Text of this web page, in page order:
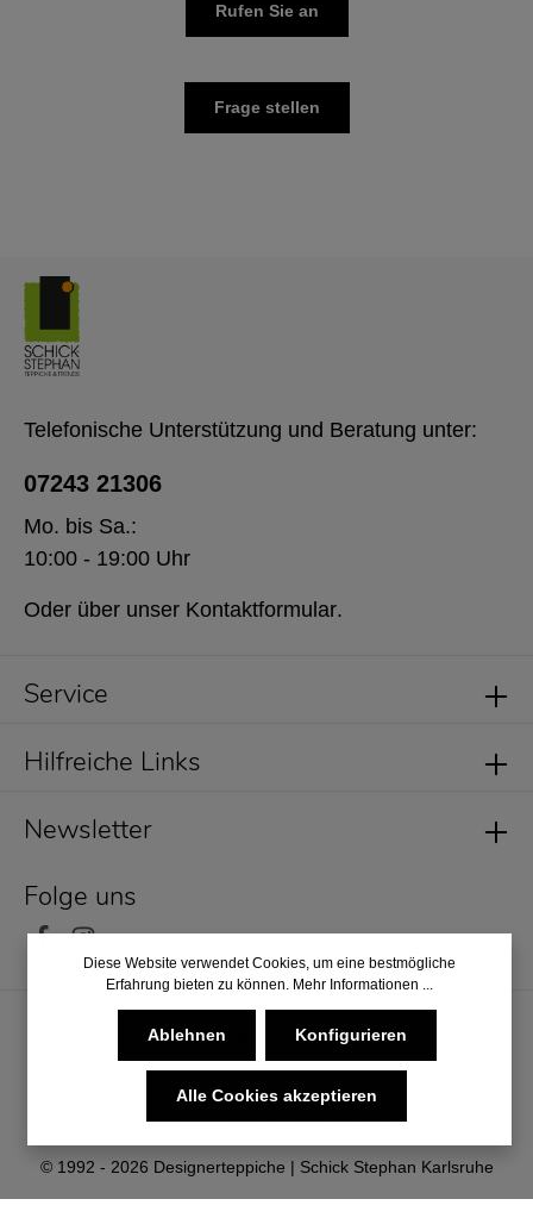
Rufen Sie an
Frage stellen
Service
Newsletter
Folge uns
Telefonische Unterstützung und Beratung unter:
07243 21306
Mo. bis Sa.:
10:00 - 19:00 Uhr
Oder über unser Kontaktformular.
Hilfreiche Links
© 1992 - 2026 Designerteppiche | Schick Stephan Karlsruhe
* Alle Preise inkl. gesetzl. Mehrwertsteuer zzgl.
und ggf. Nachnahmegebühren, wenn nicht anders angegeben.
Diese Website verwendet Cookies, um eine bestmögliche
Erfahrung bieten zu können. Mehr Informationen ...
Ablehnen Konfigurieren
Alle Cookies akzeptieren